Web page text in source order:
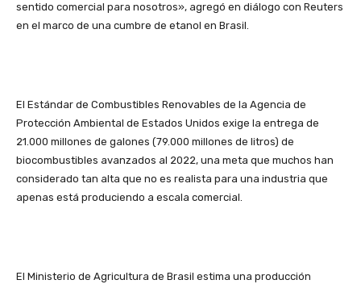
sentido comercial para nosotros», agregó en diálogo con Reuters
en el marco de una cumbre de etanol en Brasil.
El Estándar de Combustibles Renovables de la Agencia de
Protección Ambiental de Estados Unidos exige la entrega de
21.000 millones de galones (79.000 millones de litros) de
biocombustibles avanzados al 2022, una meta que muchos han
considerado tan alta que no es realista para una industria que
apenas está produciendo a escala comercial.
El Ministerio de Agricultura de Brasil estima una producción